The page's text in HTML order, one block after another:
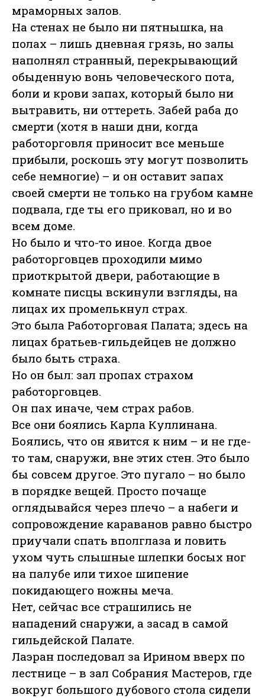
мраморных залов.
На стенах не было ни пятнышка, на
полах – лишь дневная грязь, но залы
наполнял странный, перекрывающий
обыденную вонь человеческого пота,
боли и крови запах, который было ни
вытравить, ни оттереть. Забей раба до
смерти (хотя в наши дни, когда
работорговля приносит все меньше
прибыли, роскошь эту могут позволить
себе немногие) – и он оставит запах
своей смерти не только на грубом камне
подвала, где ты его приковал, но и во
всем доме.
Но было и что-то иное. Когда двое
работорговцев проходили мимо
приоткрытой двери, работающие в
комнате писцы вскинули взгляды, на
лицах их промелькнул страх.
Это была Работорговая Палата; здесь на
лицах братьев-гильдейцев не должно
было быть страха.
Но он был: зал пропах страхом
работорговцев.
Он пах иначе, чем страх рабов.
Все они боялись Карла Куллинана.
Боялись, что он явится к ним – и не где-
то там, снаружи, вне этих стен. Это было
бы совсем другое. Это пугало – но было
в порядке вещей. Просто почаще
оглядывайся через плечо – а набеги и
сопровождение караванов равно быстро
приучали спать вполглаза и ловить
ухом чуть слышные шлепки босых ног
на палубе или тихое шипение
покидающего ножны меча.
Нет, сейчас все страшились не
нападений снаружи, а засад в самой
гильдейской Палате.
Лаэран последовал за Ирином вверх по
лестнице – в зал Собрания Мастеров, где
вокруг большого дубового стола сидели